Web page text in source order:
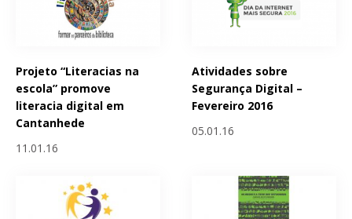
Projeto “Literacias na
escola” promove
literacia digital em
Cantanhede
11.01.16
Atividades sobre
Segurança Digital –
Fevereiro 2016
05.01.16